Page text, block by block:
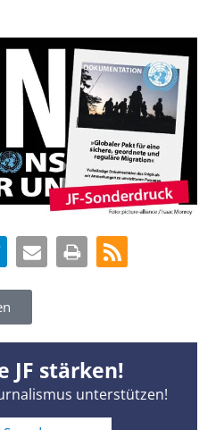
JF stärken!
unterstützen!